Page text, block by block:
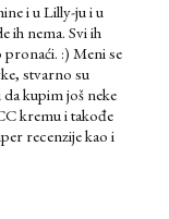
i u Lilly-ju i u
ih nema. Svi ih
pronaći. :) Meni se
stvarno su
kupim još neke
kremu i takođe
recenzije kao i